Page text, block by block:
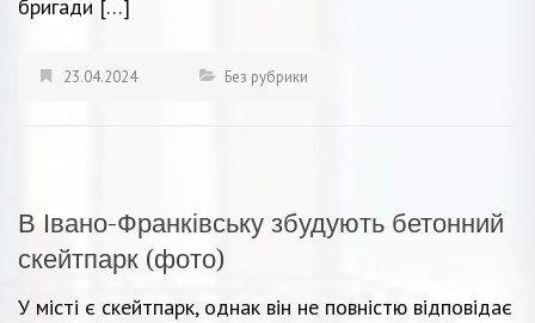
бригади […]
23.04.2024 Без рубрики
В Івано-Франківську збудують бетонний
скейтпарк (фото)
У місті є скейтпарк, однак він не повністю відповідає